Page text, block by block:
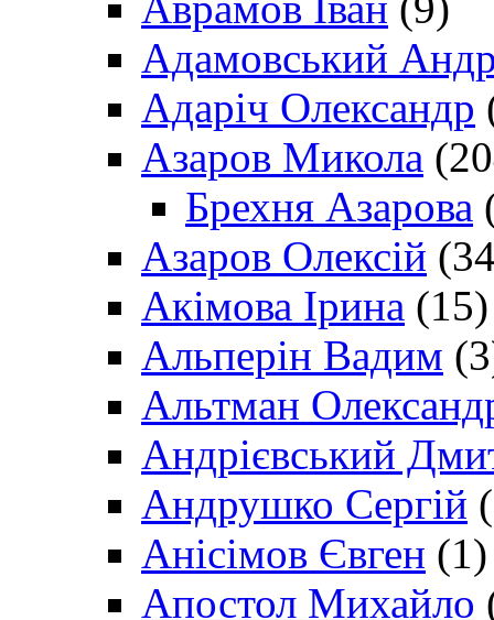
Адамовський
Адаріч Олександр
Азаров Микола
Брехня Азарова
Азаров Олексій
Акімова Ірина (15)
Альперін Вадим
Альтман
Андрієвський
Андрушко Сергій
Анісімов Євген (1)
Апостол Михайло